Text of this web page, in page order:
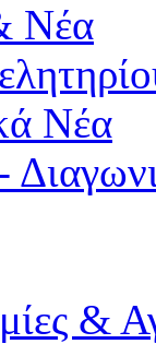
Νέα
Νέα
&